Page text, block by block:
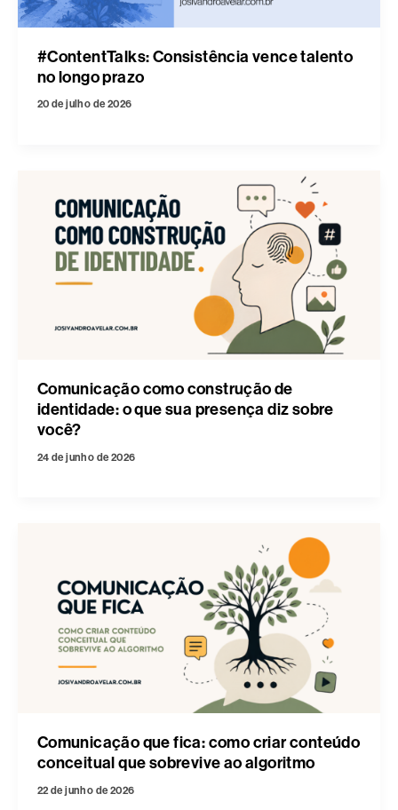
#ContentTalks: Consistência vence talento
no longo prazo
20 de julho de 2026
Comunicação como construção de
identidade: o que sua presença diz sobre
você?
24 de junho de 2026
Comunicação que fica: como criar conteúdo
conceitual que sobrevive ao algoritmo
22 de junho de 2026